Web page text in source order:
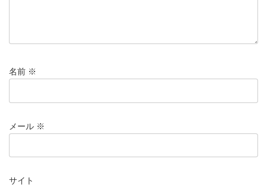
名前 ※
メール ※
サイト